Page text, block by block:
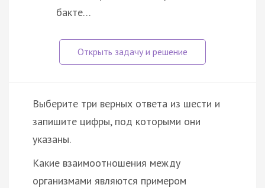
бакте…
Выберите три верных ответа из шести и
запишите цифры, под которыми они
указаны.
Какие взаимоотношения между
организмами являются примером